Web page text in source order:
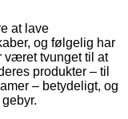
at lave
og følgelig har
været tvunget til at
produkter – til
– betydeligt, og